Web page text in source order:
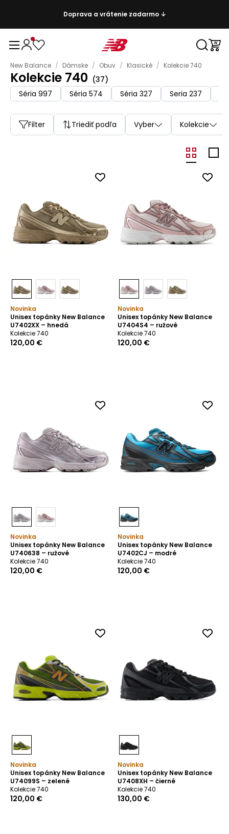
Doprava a vrátenie zadarmo ↓
New Balance / Dámske / Obuv / Klasické / Kolekcie 740
Kolekcie 740 (37)
Séria 997
Séria 574 Séria 327 Seria 237
Filter Triediť podľa Vyber Kolekcie
Novinka
Unisex topánky New Balance
U7402XX – hnedá
Kolekcie 740
120,00 €
Novinka
Unisex topánky New Balance
U7404S4 – ružové
Kolekcie 740
120,00 €
Novinka
Unisex topánky New Balance
U740638 – ružové
Kolekcie 740
120,00 €
Novinka
Unisex topánky New Balance
U7402CJ – modré
Kolekcie 740
120,00 €
Novinka
Unisex topánky New Balance
U74099S – zelené
Kolekcie 740
120,00 €
Novinka
Unisex topánky New Balance
U7408XH – čierné
Kolekcie 740
130,00 €